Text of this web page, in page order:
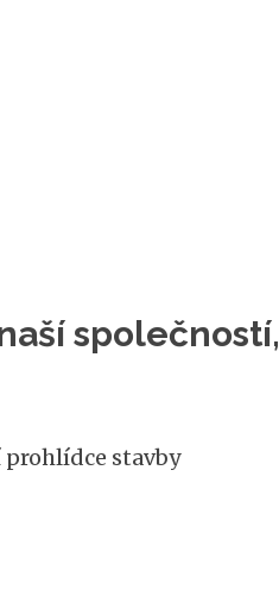
společností,
stavby